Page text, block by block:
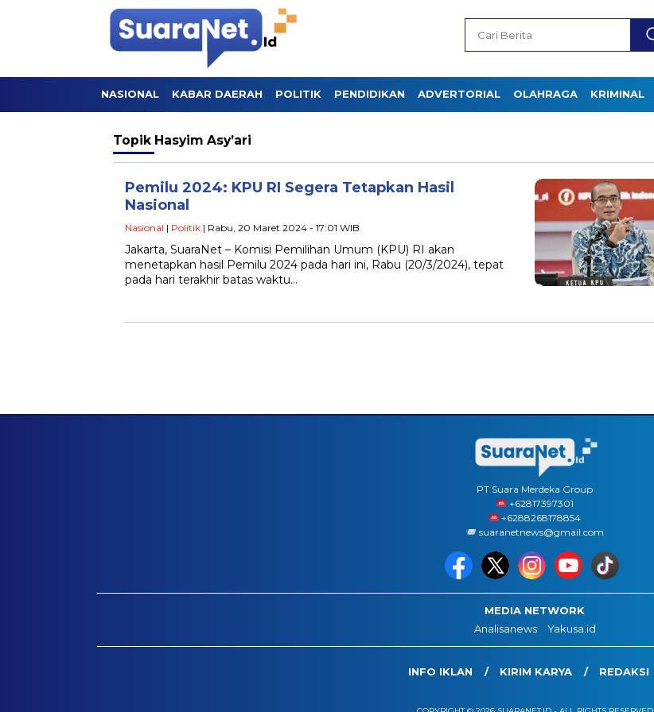
NASIONAL KABAR DAERAH POLITIK PENDIDIKAN ADVERTORIAL OLAHRAGA KRIMINAL
Topik Hasyim Asy’ari
Pemilu 2024: KPU RI Segera Tetapkan Hasil
Nasional
Nasional | Politik | Rabu, 20 Maret 2024 - 17:01 WIB
Jakarta, SuaraNet – Komisi Pemilihan Umum (KPU) RI akan
menetapkan hasil Pemilu 2024 pada hari ini, Rabu (20/3/2024), tepat
pada hari terakhir batas waktu…
PT Suara Merdeka Group
‪+62817397301
+6288268178854
suaranetnews@gmail.com
MEDIA NETWORK
Analisanews
Yakusa.id
INFO IKLAN KIRIM KARYA REDAKSI